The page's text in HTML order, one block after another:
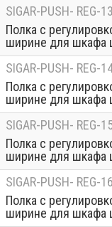
SIGAR-PUSH- REG-13
Полка с
ширине для шкафа
SIGAR-PUSH- REG-
Полка с
ширине для шкафа
SIGAR-PUSH- REG-
Полка с
ширине для шкафа
SIGAR-PUSH- REG-16
Полка с
ширине для шкафа